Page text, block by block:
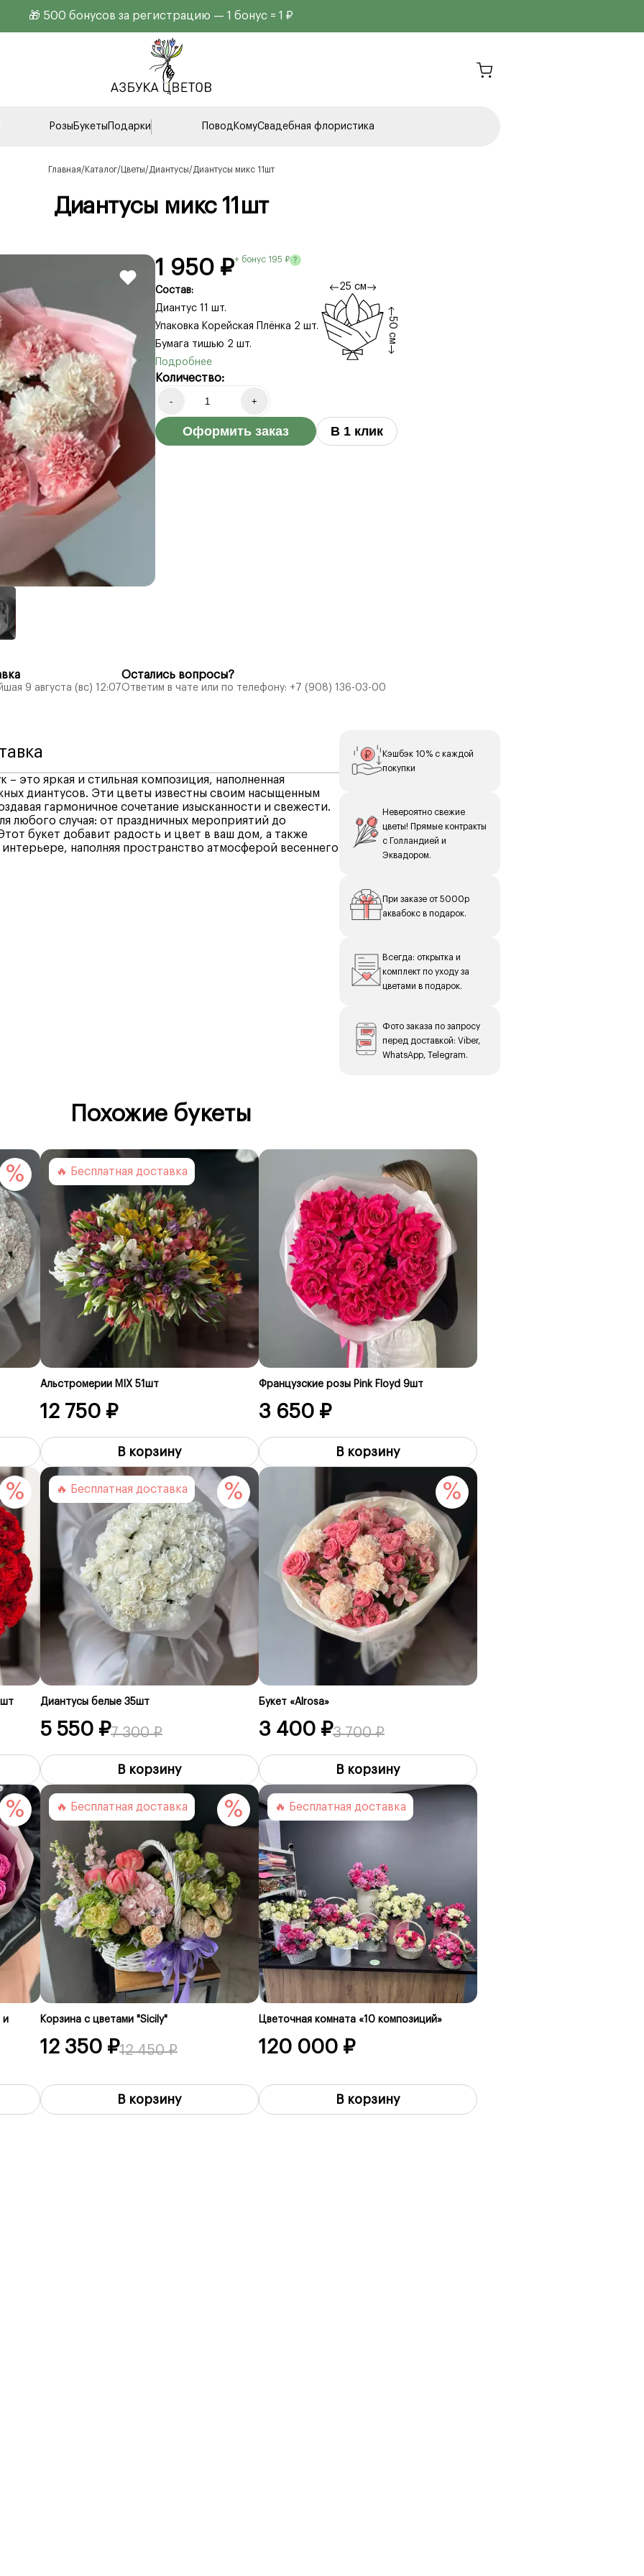
🎁 500 бонусов за регистрацию — 1 бонус = 1 ₽
Розы Букеты Подарки Повод КомуСвадебная флористика
Главная Каталог Цветы Диантусы Диантусы микс 11шт
Диантусы микс 11шт
1 950 ₽+ бонус 195 ₽ ?
Состав:
Диантус 11 шт.
Упаковка Корейская Плёнка 2 шт.
Бумага тишью 2 шт.
25 см
50 см
Количество:
- +
Оформить заказ В 1 клик
9 августа (вс) 12:07
Остались вопросы?
Ответим в чате или по телефону: +7 (908) 136-03-00
– это яркая и стильная композиция, наполненная
диантусов. Эти цветы известны своим насыщенным
гармоничное сочетание изысканности и свежести.
любого случая: от праздничных мероприятий до
букет добавит радость и цвет в ваш дом, а также
наполняя пространство атмосферой весеннего
Кэшбэк 10% с каждой
покупки
Невероятно свежие
цветы! Прямые контракты
с Голландией и
Эквадором.
При заказе от 5000р
аквабокс в подарок.
Всегда: открытка и
комплект по уходу за
цветами в подарок.
Фото заказа по запросу
перед доставкой: Viber,
WhatsApp, Telegram.
Похожие букеты
% 🔥 Бесплатная доставка
Альстромерии MIX 51шт
12 750 ₽
В корзину
Французские розы Pink Floyd 9шт
3 650 ₽
В корзину
% %
🔥 Бесплатная доставка
Диантусы белые 35шт
5 550 ₽7 300 ₽
В корзину
%
Букет «Alrosa»
3 400 ₽3 700 ₽
В корзину
%
и
%
🔥 Бесплатная доставка
Корзина с цветами "Sicily"
12 350 ₽12 450 ₽
В корзину
🔥 Бесплатная доставка
Цветочная комната «10 композиций»
120 000 ₽
В корзину